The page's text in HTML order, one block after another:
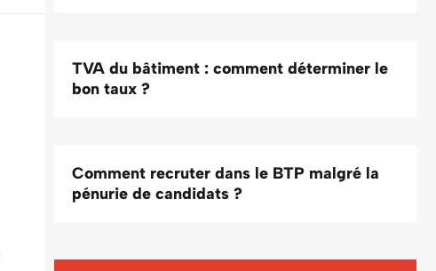
TVA du bâtiment : comment déterminer le
bon taux ?
Comment recruter dans le BTP malgré la
pénurie de candidats ?